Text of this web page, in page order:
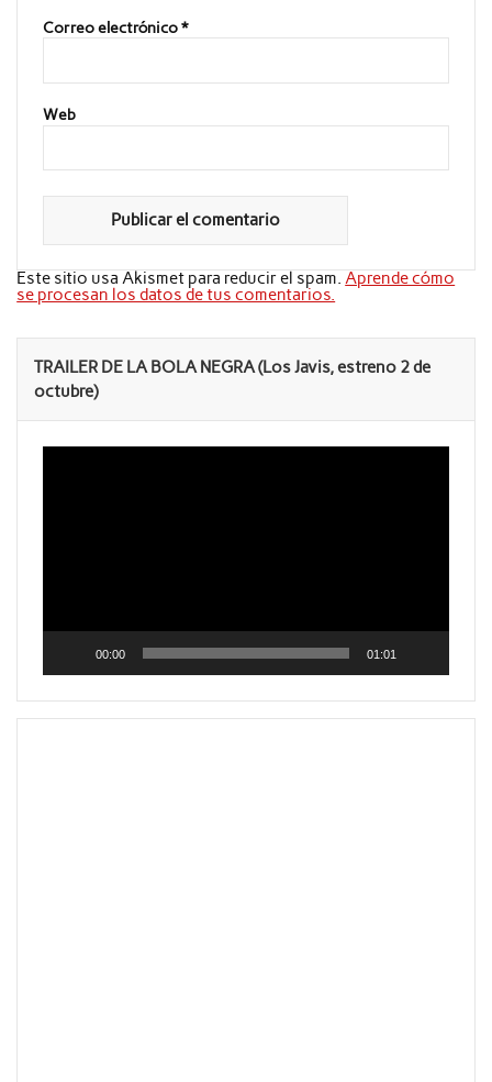
Correo electrónico*
Web
Este sitio usa Akismet para reducir el spam.Aprende cómo
se procesan los datos de tus comentarios.
TRAILER DE LA BOLA NEGRA (Los Javis, estreno 2 de
octubre)
Reproductor
00:00 01:01